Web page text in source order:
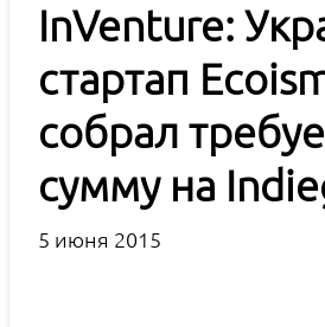
InVenture:
стартап
собрал
сумму на
5 июня 2015